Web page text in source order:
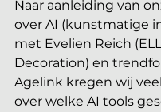
Naar aanleiding van
over AI (kunstmatige
met Evelien Reich
Decoration) en
Agelink kregen wij
over welke AI tools